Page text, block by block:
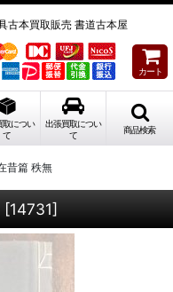
古本買取販売 書道古本屋
カート
取につい
て
出張買取につい
て
商品検索
昔篇 秩無
[14731]